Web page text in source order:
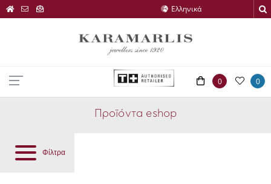
0 0
Προϊόντα eshop
Φίλτρα